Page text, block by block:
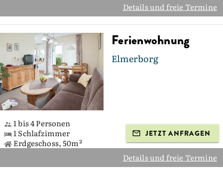
Details und freie Termine
Ferienwohnung
Elmerborg
1 bis 4 Personen
1 Schlafzimmer
Erdgeschoss, 50m²
JETZT ANFRAGEN
Details und freie Termine